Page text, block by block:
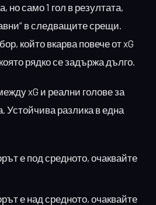
но само 1 гол в резултата,
в следващите срещи.
който вкарва повече от xG
рядко се задържа дълго.
xG и реални голове за
Устойчива разлика в една
е под средното, очаквайте
е над средното, очаквайте